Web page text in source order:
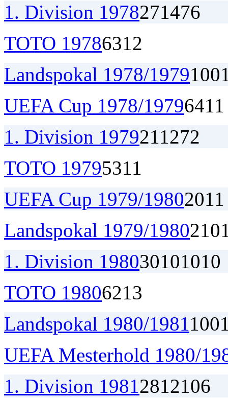
1. Division 1978271476
TOTO 19786312
Landspokal 1978/1979100
UEFA Cup 1978/19796411
1. Division 1979211272
TOTO 19795311
UEFA Cup 1979/19802011
Landspokal 1979/1980210
1. Division 198030101010
TOTO 19806213
Landspokal 1980/1981100
UEFA Mesterhold 1980/
1. Division 19812812106